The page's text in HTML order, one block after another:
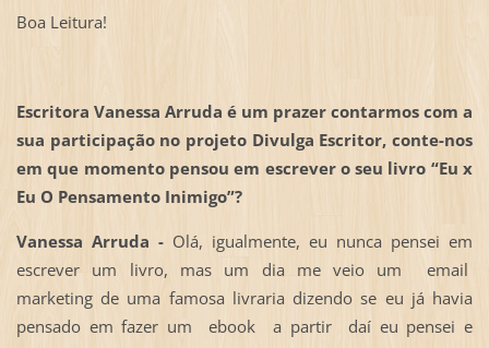
Boa Leitura!
Escritora Vanessa Arruda é um prazer contarmos com a
sua participação no projeto Divulga Escritor, conte-nos
em que momento pensou em escrever o seu livro “Eu x
Eu O Pensamento Inimigo”?
Vanessa Arruda - Olá, igualmente, eu nunca pensei em
escrever um livro, mas um dia me veio um email
marketing de uma famosa livraria dizendo se eu já havia
pensado em fazer um ebook a partir daí eu pensei e